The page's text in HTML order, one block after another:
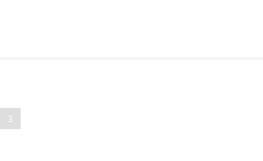
3